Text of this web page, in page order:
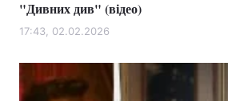
"Дивних див" (відео)
17:43, 02.02.2026